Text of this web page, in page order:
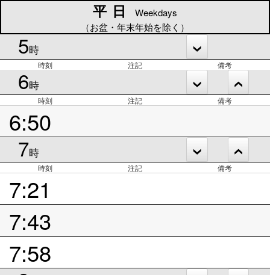
平日
Weekdays
（お盆・年末年始を除く）
5時
時刻 注記 備考
6時
時刻 注記 備考
6:50
7時
時刻 注記 備考
7:21
7:43
7:58